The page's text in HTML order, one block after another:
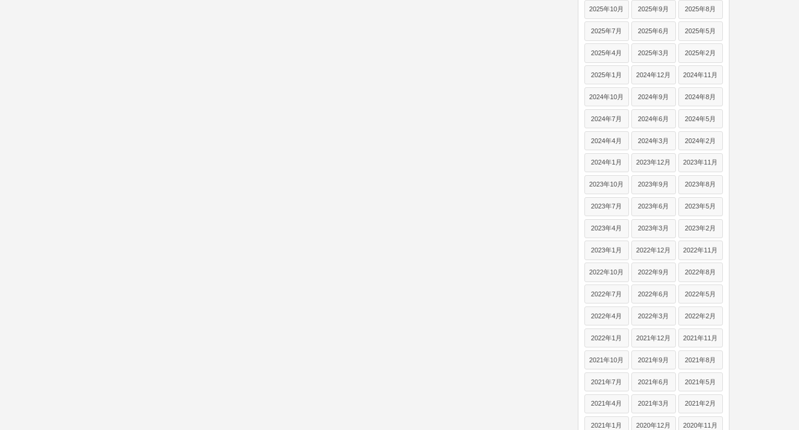
2025年10月 2025年9月 2025年8月
2025年7月 2025年6月 2025年5月
2025年4月 2025年3月 2025年2月
2025年1月 2024年12月 2024年11月
2024年10月 2024年9月 2024年8月
2024年7月 2024年6月 2024年5月
2024年4月 2024年3月 2024年2月
2024年1月 2023年12月 2023年11月
2023年10月 2023年9月 2023年8月
2023年7月 2023年6月 2023年5月
2023年4月 2023年3月 2023年2月
2023年1月 2022年12月 2022年11月
2022年10月 2022年9月 2022年8月
2022年7月 2022年6月 2022年5月
2022年4月 2022年3月 2022年2月
2022年1月 2021年12月 2021年11月
2021年10月 2021年9月 2021年8月
2021年7月 2021年6月 2021年5月
2021年4月 2021年3月 2021年2月
2021年1月 2020年12月 2020年11月